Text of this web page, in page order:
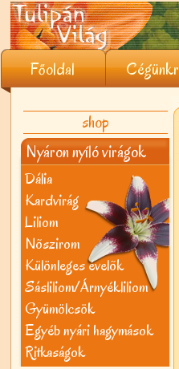
Főoldal
shop
Nyáron nyíló virágok
Dália
Kardvirág
Liliom
Nõszirom
Különleges évelõk
Sásliliom/Árnyékliliom
Gyümölcsök
Egyéb nyári hagymások
Ritkaságok